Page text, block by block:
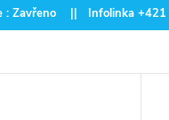
Zavřeno || Infolinka +421